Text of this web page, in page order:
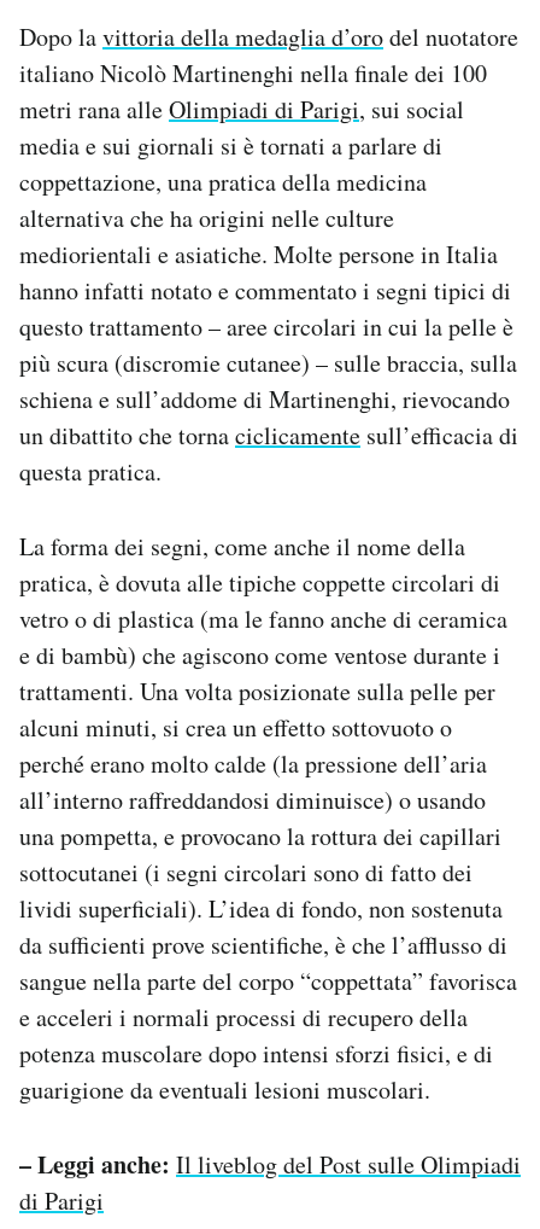
Area Personale
Newsletter
Regala il Post
Hai bisogno di aiuto?
Esci
Dopo lavittoria della medaglia d’orodel nuotatore
italiano Nicolò Martinenghi nella finale dei 100
metri rana alleOlimpiadi di Parigi, sui social
media e sui giornali si è tornati a parlare di
coppettazione, una pratica della medicina
alternativa che ha origini nelle culture
mediorientali e asiatiche. Molte persone in Italia
hanno infatti notato e commentato i segni tipici di
questo trattamento – aree circolari in cui la pelle è
più scura (discromie cutanee) – sulle braccia, sulla
schiena e sull’addome di Martinenghi, rievocando
un dibattito che tornaciclicamente sull’efficacia di
questa pratica.
La forma dei segni, come anche il nome della
pratica, è dovuta alle tipiche coppette circolari di
vetro o di plastica (ma le fanno anche di ceramica
e di bambù) che agiscono come ventose durante i
trattamenti. Una volta posizionate sulla pelle per
alcuni minuti, si crea un effetto sottovuoto o
perché erano molto calde (la pressione dell’aria
all’interno raffreddandosi diminuisce) o usando
una pompetta, e provocano la rottura dei capillari
sottocutanei (i segni circolari sono di fatto dei
lividi superficiali). L’idea di fondo, non sostenuta
da sufficienti prove scientifiche, è che l’afflusso di
sangue nella parte del corpo “coppettata” favorisca
e acceleri i normali processi di recupero della
potenza muscolare dopo intensi sforzi fisici, e di
guarigione da eventuali lesioni muscolari.
– Leggi anche: Il liveblog del Post sulle Olimpiadi
di Parigi